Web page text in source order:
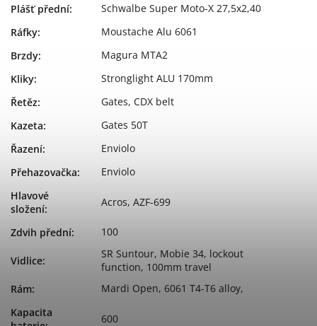
Plášť přední:
Schwalbe Super Moto-X 27,5x2,40
Ráfky:
Moustache Alu 6061
Brzdy:
Magura MTA2
Kliky:
Stronglight ALU 170mm
Řetěz:
Gates, CDX belt
Kazeta:
Gates 50T
Řazení:
Enviolo
Přehazovačka:
Enviolo
Hlavové
složení:
Acros, AZF-699
Zdvih přední: 100
Vidlice:
SR Suntour, Mobie 34, lockout
function, 100mm travel
Rám:
Mardi Open, 6061 T4-T6 alloy,
Kapacita
600